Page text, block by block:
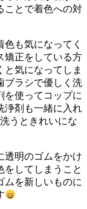
ことで着色への対
も気になってく
矯正をしている方
気になってしま
ブラシで優しく洗
を使ってコップに
浄剤も一緒に入れ
うときれいにな
透明のゴムをかけ
をしてしまうこと
ムを新しいものに